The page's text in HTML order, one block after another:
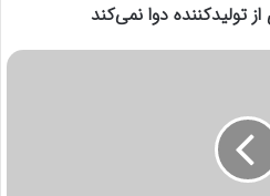
تولیدکننده دوا نمی‌کند